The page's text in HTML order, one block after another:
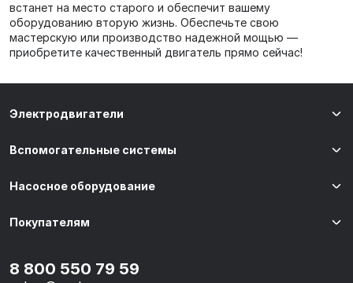
встанет на место старого и обеспечит вашему
оборудованию вторую жизнь. Обеспечьте свою
мастерскую или производство надежной мощью —
приобретите качественный двигатель прямо сейчас!
Электродвигатели
Вспомогательные системы
Насосное оборудование
Покупателям
8 800 550 79 59